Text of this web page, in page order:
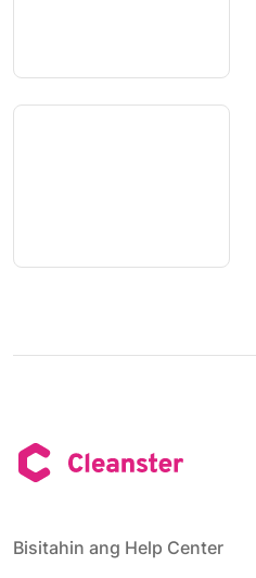
Bisitahin ang Help Center